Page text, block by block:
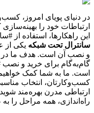
در دنیای پویای امروز،
ارتباطات خود را
این راهکارها، استفاده از
سانترال تحت شبکه یکی از
و نصب آن است. هدف ما در
گام‌به‌گام برای خرید و نصب
است. ما به شما کمک
کسب‌وکارتان، انتخاب
ارتباطی مدرن بهره‌مند
راه‌اندازی، همه مراحل را